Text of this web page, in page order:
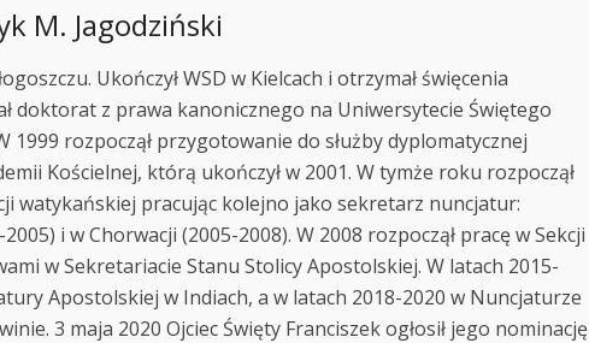
M. Jagodziński
Ukończył WSD w Kielcach i otrzymał święcenia
doktorat z prawa kanonicznego na Uniwersytecie Świętego
1999 rozpoczął przygotowanie do służby dyplomatycznej
Kościelnej, którą ukończył w 2001. W tymże roku rozpoczął
watykańskiej pracując kolejno jako sekretarz nuncjatur:
i w Chorwacji (2005-2008). W 2008 rozpoczął pracę w Sekcji
w Sekretariacie Stanu Stolicy Apostolskiej. W latach 2015-
Apostolskiej w Indiach, a w latach 2018-2020 w Nuncjaturze
3 maja 2020 Ojciec Święty Franciszek ogłosił jego nominację